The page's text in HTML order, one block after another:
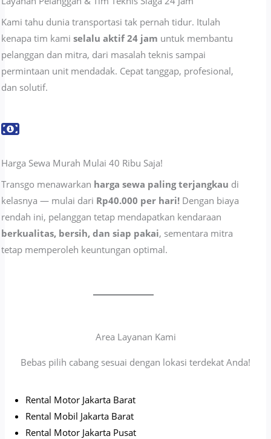
Kami tahu dunia transportasi tak pernah tidur. Itulah
kenapa tim kamiselalu aktif 24 jam untuk membantu
pelanggan dan mitra, dari masalah teknis sampai
permintaan unit mendadak. Cepat tanggap, profesional,
dan solutif.
Harga Sewa Murah Mulai 40 Ribu Saja!
Transgo menawarkan harga sewa paling terjangkau di
kelasnya — mulai dari Rp40.000 per hari! Dengan biaya
rendah ini, pelanggan tetap mendapatkan kendaraan
berkualitas, bersih, dan siap pakai, sementara mitra
tetap memperoleh keuntungan optimal.
Area Layanan Kami
Bebas pilih cabang sesuai dengan lokasi terdekat Anda!
Rental Motor Jakarta Barat
Rental Mobil Jakarta Barat
Rental Motor Jakarta Pusat